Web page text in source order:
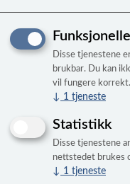
Filterbrett
Breeze/Funksjonelle
Disse tjenestene
brukbar. Du kan
vil fungere korrekt.
↓ 1 tjeneste
Statistikk
Disse tjenestene
nettstedet brukes
↓ 1 tjeneste